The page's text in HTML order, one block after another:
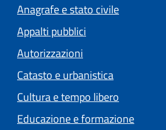
Anagrafe e stato civile
Appalti pubblici
Autorizzazioni
Catasto e urbanistica
Cultura e tempo libero
Educazione e formazione